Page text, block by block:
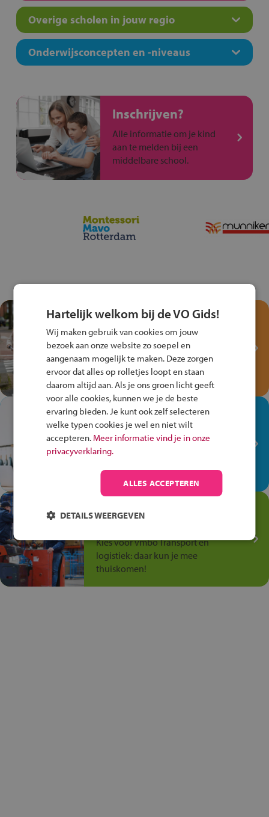
Overige scholen in jouw regio
Onderwijsconcepten en -niveaus
Inschrijven?
Alle informatie om je kind
aan te melden bij een
middelbare school.
Test je kennis met het
Fiets Veilig
Verkeersspel!
Speel het Fiets Veilig Verkeersspel
en win een Cortina-fiets!
In de winkel ben je op je
plek!
Ontdek via het vmbo jouw talent
anders is!
Transport en Logistiek
Kies voor vmbo Transport en
logistiek: daar kun je mee
thuiskomen!
Hartelijk welkom bij de VO Gids!
Wij maken gebruik van cookies om jouw
bezoek aan onze website zo soepel en
aangenaam mogelijk te maken. Deze zorgen
ervoor dat alles op rolletjes loopt en staan
daarom altijd aan. Als je ons groen licht geeft
voor alle cookies, kunnen we je de beste
ervaring bieden. Je kunt ook zelf selecteren
welke typen cookies je wel en niet wilt
accepteren. Meer informatie vind je in onze
privacyverklaring.
ALLES ACCEPTEREN
DETAILS WEERGEVEN